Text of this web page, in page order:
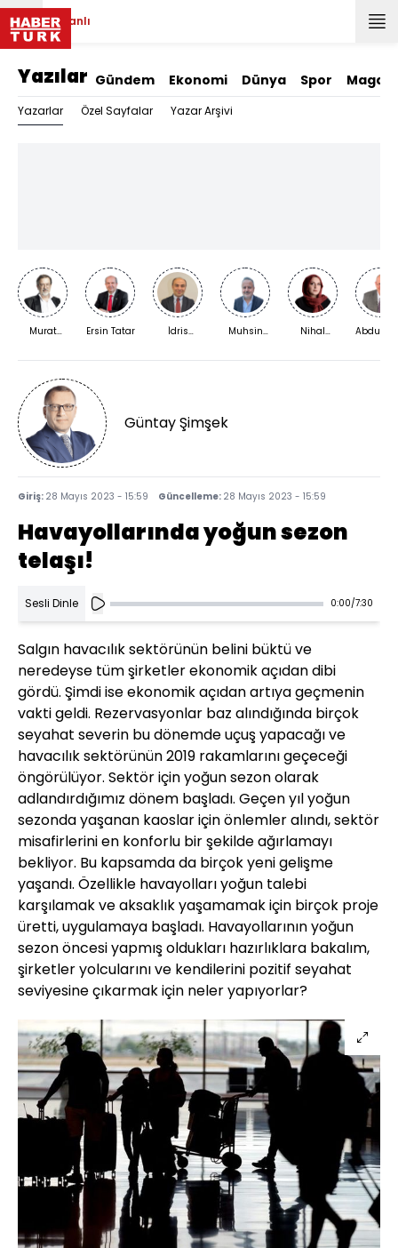
Canlı
Yazılar Gündem Ekonomi Dünya Spor
Yazarlar Özel Sayfalar Yazar Arşivi
Murat
Ersin Tatar
İdris
Muhsin
Nihal
Güntay Şimşek
Giriş: 28 Mayıs 2023 - 15:59 Güncelleme: 28 Mayıs 2023 - 15:59
Havayollarında yoğun sezon
telaşı!
Sesli Dinle 0:00/7:30
Salgın havacılık sektörünün belini büktü ve
neredeyse tüm şirketler ekonomik açıdan dibi
gördü. Şimdi ise ekonomik açıdan artıya geçmenin
vakti geldi. Rezervasyonlar baz alındığında birçok
seyahat severin bu dönemde uçuş yapacağı ve
havacılık sektörünün 2019 rakamlarını geçeceği
öngörülüyor. Sektör için yoğun sezon olarak
adlandırdığımız dönem başladı. Geçen yıl yoğun
sezonda yaşanan kaoslar için önlemler alındı, sektör
misafirlerini en konforlu bir şekilde ağırlamayı
bekliyor. Bu kapsamda da birçok yeni gelişme
yaşandı. Özellikle havayolları yoğun talebi
karşılamak ve aksaklık yaşamamak için birçok proje
üretti, uygulamaya başladı. Havayollarının yoğun
sezon öncesi yapmış oldukları hazırlıklara bakalım,
şirketler yolcularını ve kendilerini pozitif seyahat
seviyesine çıkarmak için neler yapıyorlar?